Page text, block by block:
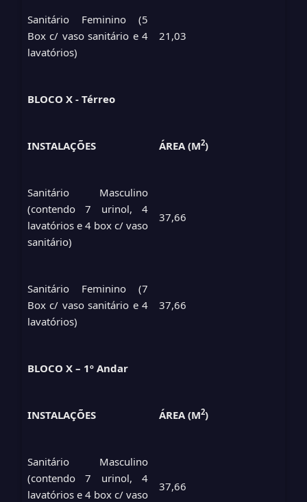
Sanitário Feminino (5
Box c/ vaso sanitário e 4
lavatórios)
21,03
BLOCO X - Térreo
INSTALAÇÕES ÁREA (M2)
Sanitário Masculino
(contendo 7 urinol, 4
lavatórios e 4 box c/ vaso
sanitário)
37,66
Sanitário Feminino (7
Box c/ vaso sanitário e 4
lavatórios)
37,66
BLOCO X – 1º Andar
INSTALAÇÕES ÁREA (M2)
Sanitário Masculino
(contendo 7 urinol, 4
lavatórios e 4 box c/ vaso
37,66